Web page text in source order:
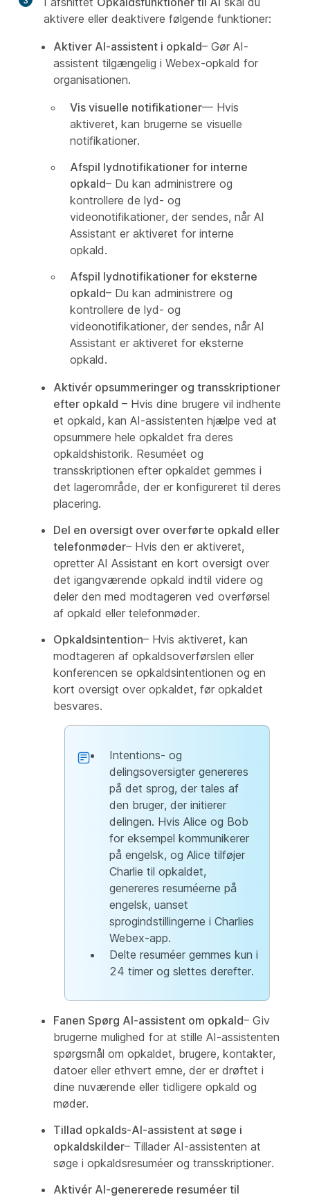
aktivere eller deaktivere følgende funktioner:
Aktiver AI-assistent i opkald– Gør AI-
assistent tilgængelig i Webex-opkald for
organisationen.
Vis visuelle notifikationer— Hvis
aktiveret, kan brugerne se visuelle
notifikationer.
Afspil lydnotifikationer for interne
opkald– Du kan administrere og
kontrollere de lyd- og
videonotifikationer, der sendes, når AI
Assistant er aktiveret for interne
opkald.
Afspil lydnotifikationer for eksterne
opkald– Du kan administrere og
kontrollere de lyd- og
videonotifikationer, der sendes, når AI
Assistant er aktiveret for eksterne
opkald.
Aktivér opsummeringer og transskriptioner
efter opkald – Hvis dine brugere vil indhente
et opkald, kan AI-assistenten hjælpe ved at
opsummere hele opkaldet fra deres
opkaldshistorik. Resuméet og
transskriptionen efter opkaldet gemmes i
det lagerområde, der er konfigureret til deres
placering.
Del en oversigt over overførte opkald eller
telefonmøder– Hvis den er aktiveret,
opretter AI Assistant en kort oversigt over
det igangværende opkald indtil videre og
deler den med modtageren ved overførsel
af opkald eller telefonmøder.
Opkaldsintention– Hvis aktiveret, kan
modtageren af opkaldsoverførslen eller
konferencen se opkaldsintentionen og en
kort oversigt over opkaldet, før opkaldet
besvares.
Intentions- og
delingsoversigter genereres
på det sprog, der tales af
den bruger, der initierer
delingen. Hvis Alice og Bob
for eksempel kommunikerer
på engelsk, og Alice tilføjer
Charlie til opkaldet,
genereres resuméerne på
engelsk, uanset
sprogindstillingerne i Charlies
Webex-app.
Delte resuméer gemmes kun i
24 timer og slettes derefter.
Fanen Spørg AI-assistent om opkald– Giv
brugerne mulighed for at stille AI-assistenten
spørgsmål om opkaldet, brugere, kontakter,
datoer eller ethvert emne, der er drøftet i
dine nuværende eller tidligere opkald og
møder.
Tillad opkalds-AI-assistent at søge i
opkaldskilder– Tillader AI-assistenten at
søge i opkaldsresuméer og transskriptioner.
Aktivér AI-genererede resuméer til